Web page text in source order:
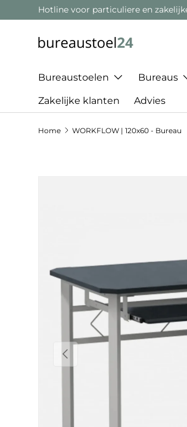
Ga naar inhoud
Hotline voor particuliere en
Bureaustoelen Bureaus
Zakelijke klanten Advies
Home WORKFLOW | 120x60 - Bureau
Vorige